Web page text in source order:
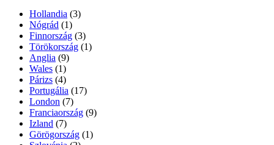
Hollandia (3)
Nógrád (1)
Finnország (3)
Törökország (1)
Anglia (9)
Wales (1)
Párizs (4)
Portugália (17)
London (7)
Franciaország (9)
Izland (7)
Görögország (1)